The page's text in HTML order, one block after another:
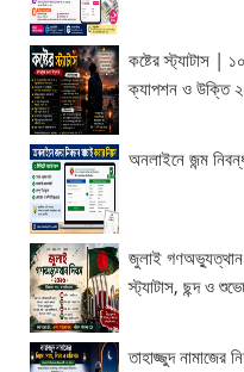
কষ্টের স্ট্যাটাস |
ক্যাপশন ও উক্তি
অনলাইনে জন্ম
জুলাই গণঅভ্যুত্থান
স্ট্যাটাস, ছন্দ ও
তাহাজ্জুদ